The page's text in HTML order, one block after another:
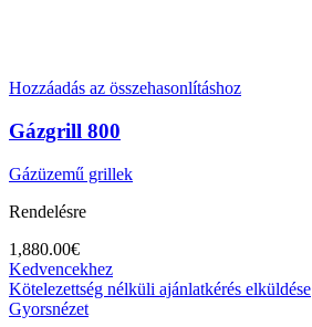
Hozzáadás az összehasonlításhoz
Gázgrill 800
Gázüzemű grillek
Rendelésre
1,880.00€
Kedvencekhez
Kötelezettség nélküli ajánlatkérés elküldése
Gyorsnézet